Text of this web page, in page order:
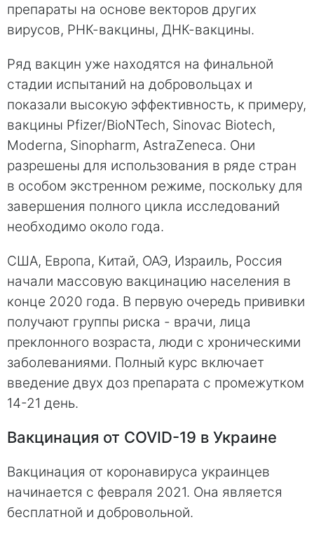
препараты на основе векторов других
вирусов, РНК-вакцины, ДНК-вакцины.
Ряд вакцин уже находятся на финальной
стадии испытаний на добровольцах и
показали высокую эффективность, к примеру,
вакцины Pfizer/BioNTech, Sinovac Biotech,
Moderna, Sinopharm, AstraZeneca. Они
разрешены для использования в ряде стран
в особом экстренном режиме, поскольку для
завершения полного цикла исследований
необходимо около года.
США, Европа, Китай, ОАЭ, Израиль, Россия
начали массовую вакцинацию населения в
конце 2020 года. В первую очередь прививки
получают группы риска - врачи, лица
преклонного возраста, люди с хроническими
заболеваниями. Полный курс включает
введение двух доз препарата с промежутком
14-21 день.
Вакцинация от COVID-19 в Украине
Вакцинация от коронавируса украинцев
начинается с февраля 2021. Она является
бесплатной и добровольной.